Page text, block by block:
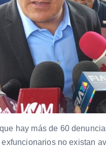
hay más de 60
no existan